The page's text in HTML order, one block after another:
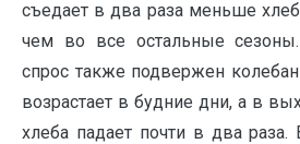
съедает в два раза меньше
чем во все остальные
спрос также подвержен
возрастает в будние дни, а в
хлеба падает почти в два раза.